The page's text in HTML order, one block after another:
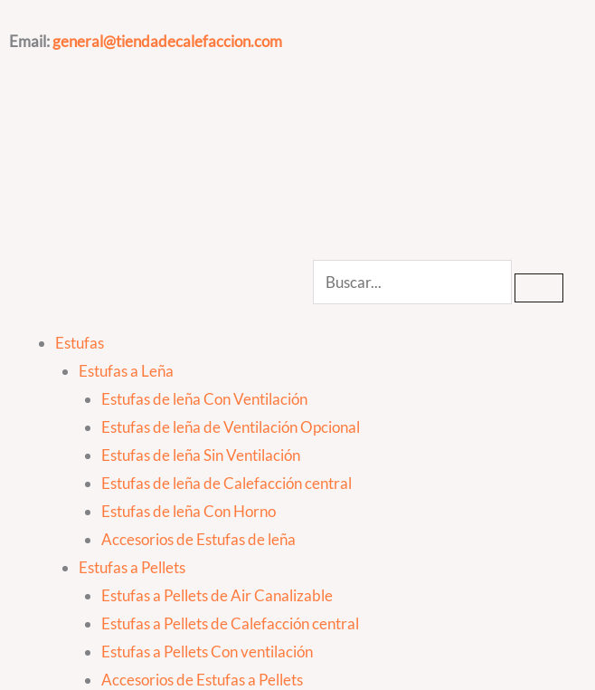
Email:general@tiendadecalefaccion.com
Search
Estufas
Estufas a Leña
Estufas de leña Con Ventilación
Estufas de leña de Ventilación Opcional
Estufas de leña Sin Ventilación
Estufas de leña de Calefacción central
Estufas de leña Con Horno
Accesorios de Estufas de leña
Estufas a Pellets
Estufas a Pellets de Air Canalizable
Estufas a Pellets de Calefacción central
Estufas a Pellets Con ventilación
Accesorios de Estufas a Pellets